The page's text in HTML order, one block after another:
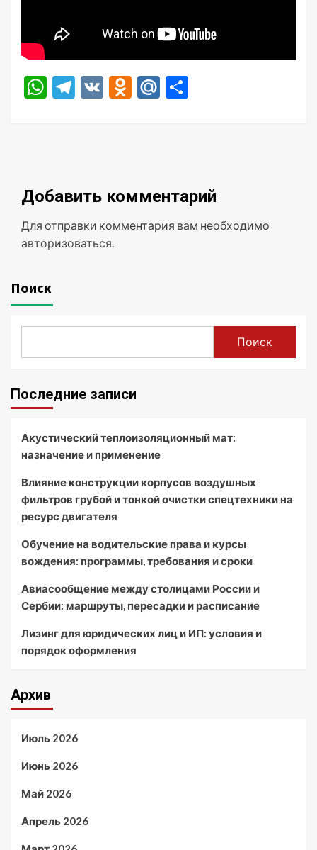
WhatsApp
Telegram
VK Odnoklassniki
Mail.Ru
Добавить комментарий
Для отправки комментария вам необходимо
авторизоваться
Поиск
Поиск
Последние записи
Акустический теплоизоляционный мат:
назначение и применение
Влияние конструкции корпусов воздушных
фильтров грубой и тонкой очистки спецтехники на
ресурс двигателя
Обучение на водительские права и курсы
вождения: программы, требования и сроки
Авиасообщение между столицами России и
Сербии: маршруты, пересадки и расписание
Лизинг для юридических лиц и ИП: условия и
порядок оформления
Архив
Июль 2026
Июнь 2026
Май 2026
Апрель 2026